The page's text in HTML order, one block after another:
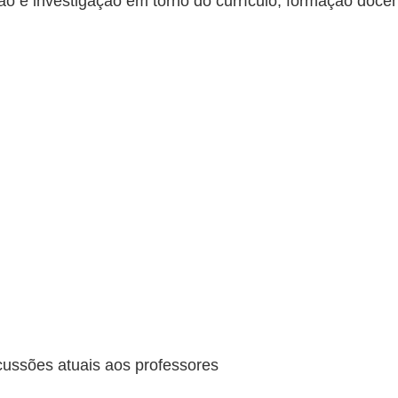
atuais aos professores